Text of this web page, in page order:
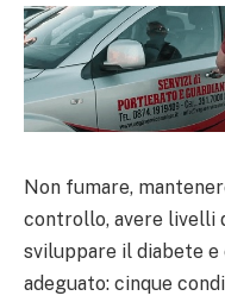
Non fumare,
controllo, avere livelli
sviluppare il diabete
adeguato: cinque